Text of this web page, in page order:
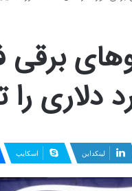
لینکداین اسکایپ